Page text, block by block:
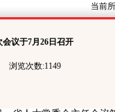
当前
议于7月26日召开
浏览次数:1149